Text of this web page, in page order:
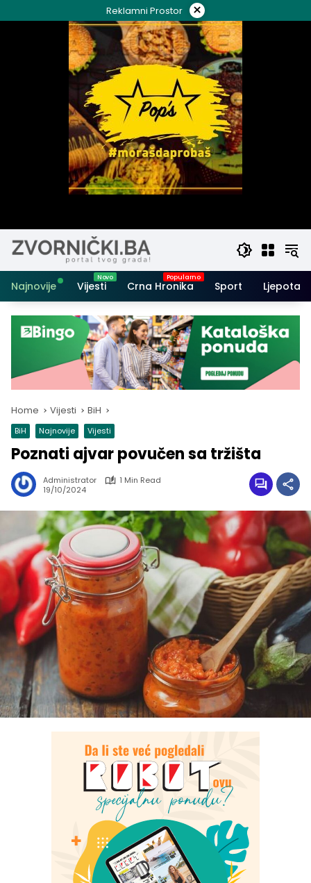
to
Reklamni Prostor ×
Najnovije Vijesti Crna Hronika Sport Ljepota i
Home Vijesti BiH
BiH Najnovije Vijesti
Poznati ajvar povučen sa tržišta
Administrator
1 Min Read
19/10/2024